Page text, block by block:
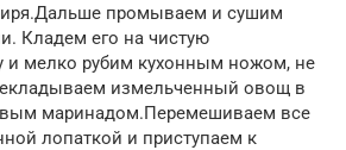
промываем и сушим
Кладем его на чистую
и мелко рубим кухонным ножом, не
измельченный овощ в
маринадом.Перемешиваем все
лопаткой и приступаем к